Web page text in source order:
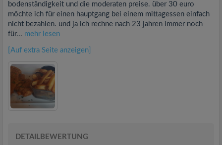
bodenständigkeit und die moderaten preise. über 30 euro
möchte ich für einen hauptgang bei einem mittagessen einfach
nicht bezahlen. und ja ich rechne nach 23 jahren immer noch
für... mehr lesen
[Auf extra Seite anzeigen]
DETAILBEWERTUNG